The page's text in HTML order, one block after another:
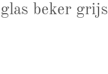
beker grijs